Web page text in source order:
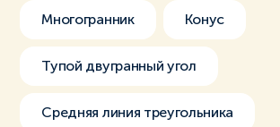
Многогранник Конус
Тупой двугранный угол
Средняя линия треугольника